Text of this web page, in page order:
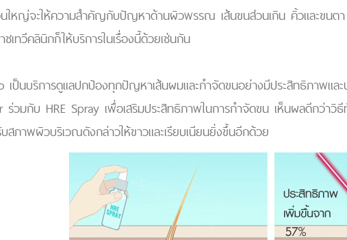
หญ่จะให้ความสำคัญกับปัญหาด้านผิวพรรณ เส้นขนส่วนเกิน คิ้วและขน
เทวีคลินิกก็ให้บริการในเรื่องนี้ด้วยเช่นกัน
เป็นบริการดูแลปกป้องทุกปัญหาเส้นผมและกำจัดขนอย่างมีประสิทธิภาพแล
ร่วมกับ HRE Spray เพื่อเสริมประสิทธิภาพในการกำจัดขน เห็นผลดีกว่า
สภาพผิวบริเวณดังกล่าวให้ขาวและเรียบเนียนยิ่งขึ้นอีกด้วย